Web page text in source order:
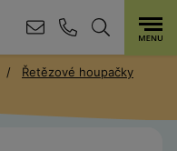
Řetězové houpačky